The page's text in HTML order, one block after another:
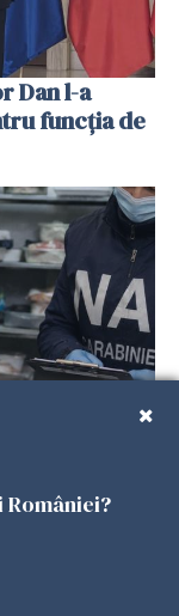
Dan l-a
funcția de
cu nereguli
României?